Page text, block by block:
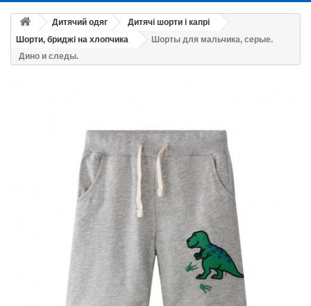
Дитячий одяг
Дитячі шорти і капрі
Шорти, бриджі на хлопчика
Шорты для мальчика, серые.
Дино и следы.